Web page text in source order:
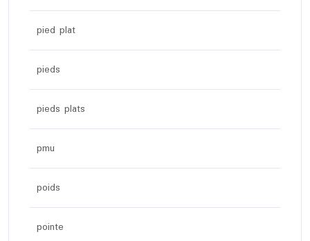
pied plat
pieds
pieds plats
pmu
poids
pointe